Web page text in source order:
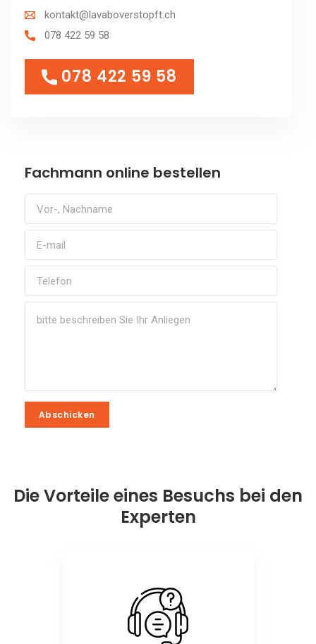
kontakt@lavaboverstopft.ch
078 422 59 58
078 422 59 58
078 422 59 58
Fachmann online bestellen
Abschicken
Abschicken
Die Vorteile eines Besuchs bei den
Experten